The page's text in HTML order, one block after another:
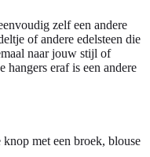
zelf een andere
of andere edelsteen die
naar jouw stijl of
eraf is een andere
knop met een broek, blouse